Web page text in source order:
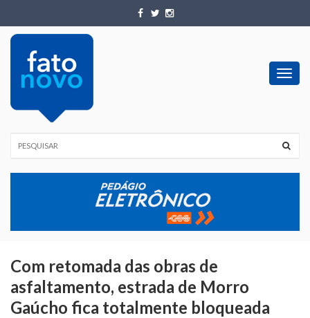
Com retomada das obras de
asfaltamento, estrada de Morro
Gaúcho fica totalmente bloqueada